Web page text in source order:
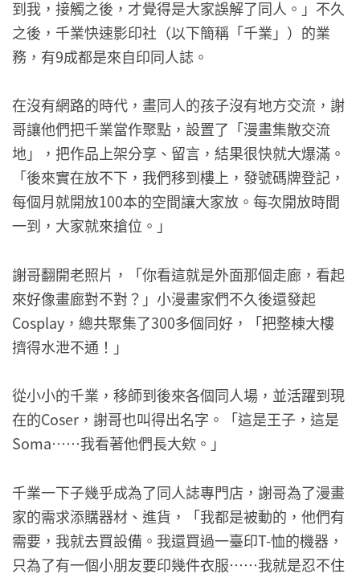
到我，接觸之後，才覺得是大家誤解了同人。」不久
之後，千業快速影印社（以下簡稱「千業」）的業
務，有9成都是來自印同人誌。
在沒有網路的時代，畫同人的孩子沒有地方交流，謝
哥讓他們把千業當作聚點，設置了「漫畫集散交流
地」，把作品上架分享、留言，結果很快就大爆滿。
「後來實在放不下，我們移到樓上，發號碼牌登記，
每個月就開放100本的空間讓大家放。每次開放時間
一到，大家就來搶位。」
謝哥翻開老照片，「你看這就是外面那個走廊，看起
來好像畫廊對不對？」小漫畫家們不久後還發起
Cosplay，總共聚集了300多個同好，「把整棟大樓
擠得水泄不通！」
從小小的千業，移師到後來各個同人場，並活躍到現
在的Coser，謝哥也叫得出名字。「這是王子，這是
Soma……我看著他們長大欸。」
千業一下子幾乎成為了同人誌專門店，謝哥為了漫畫
家的需求添購器材、進貨，「我都是被動的，他們有
需要，我就去買設備。我還買過一臺印T-恤的機器，
只為了有一個小朋友要印幾件衣服……我就是忍不住